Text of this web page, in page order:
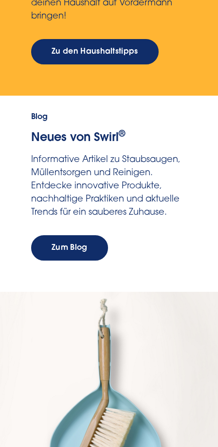
deinen Haushalt auf Vordermann
bringen!
Zu den Haushaltstipps
Blog
Neues von Swirl®
Informative Artikel zu Staubsaugen,
Müllentsorgen und Reinigen.
Entdecke innovative Produkte,
nachhaltige Praktiken und aktuelle
Trends für ein sauberes Zuhause.
Zum Blog